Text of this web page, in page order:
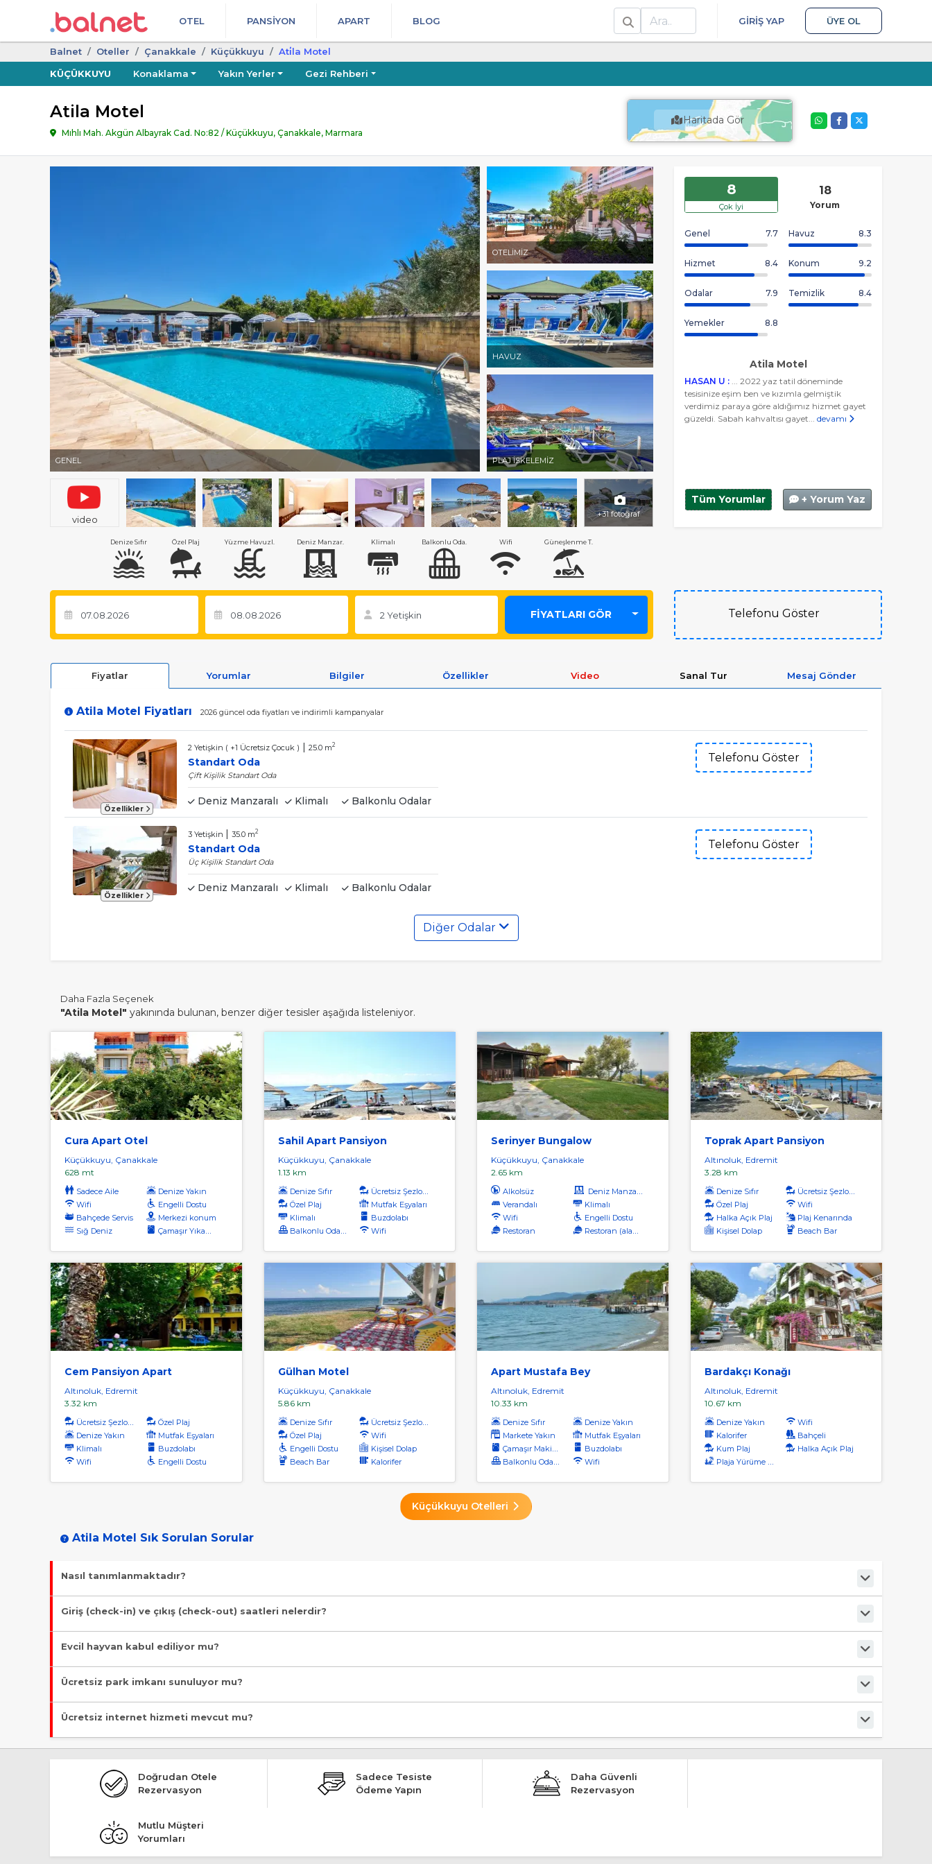
OTEL PANSIYON APART BLOG
Ara
GIRIŞ YAP ÜYE OL
Balnet Oteller Çanakkale Küçükkuyu
Ati̇la Motel
KÜÇÜKKUYU
Konaklama Yakın Yerler Gezi Rehberi
Atila Motel
Mıhlı Mah. Akgün Albayrak Cad. No:82 / Küçükkuyu, Çanakkale, Marmara
Haritada Gör
GENEL
OTELİMİZ
HAVUZ
PLAJ İSKELEMİZ
video +31 fotoğraf
8
Çok İyi
18
Yorum
Genel 7.7 Havuz 8.3
Hizmet 8.4 Konum 9.2
Odalar 7.9 Temizlik 8.4
Yemekler 8.8
Atila Motel
HASAN U : ... 2022 yaz tatil döneminde
tesisinize eşim ben ve kızımla gelmiştik
verdimiz paraya göre aldığımız hizmet gayet
güzeldi. Sabah kahvaltısı gayet... devamı
Tüm Yorumlar + Yorum Yaz
Denize Sıfır Özel Plaj Yüzme Havuzl. Deniz Manzar. Klimalı Balkonlu Oda. Wifi Güneşlenme T.
FİYATLARI GÖR Telefonu Göster
Fiyatlar Yorumlar Bilgiler Özellikler Video Sanal Tur Mesaj Gönder
Atila Motel Fiyatları 2026 güncel oda fiyatları ve indirimli kampanyalar
Özellikler
2 Yetişkin ( +1 Ücretsiz Çocuk ) | 25.0 m2
Standart Oda
Çift Kişilik Standart Oda
Deniz Manzaralı Klimalı Balkonlu Odalar
Telefonu Göster
Özellikler
3 Yetişkin | 35.0 m2
Standart Oda
Üç Kişilik Standart Oda
Deniz Manzaralı Klimalı Balkonlu Odalar
Telefonu Göster
Diğer Odalar
Daha Fazla Seçenek
"Atila Motel" yakınında bulunan, benzer diğer tesisler aşağıda listeleniyor.
Cura Apart Otel
Küçükkuyu, Çanakkale
628 mt
Sadece Aile
Denize Yakın
Wifi
Engelli Dostu
Bahçede Servis
Merkezi konum
Sığ Deniz
Çamaşır Yıkama
Sahil Apart Pansiyon
Küçükkuyu, Çanakkale
1.13 km
Denize Sıfır
Ücretsiz Şezlong
Özel Plaj
Mutfak Eşyaları
Klimalı
Buzdolabı
Balkonlu Odalar
Wifi
Serinyer Bungalow
Küçükkuyu, Çanakkale
2.65 km
Alkolsüz
Deniz Manzaralı
Verandalı
Klimalı
Wifi
Engelli Dostu
Restoran
Restoran (alakart)
Toprak Apart Pansiyon
Altınoluk, Edremit
3.28 km
Denize Sıfır
Ücretsiz Şezlong
Özel Plaj
Wifi
Halka Açık Plaj
Plaj Kenarında
Kişisel Dolap
Beach Bar
Cem Pansiyon Apart
Altınoluk, Edremit
3.32 km
Ücretsiz Şezlong
Özel Plaj
Denize Yakın
Mutfak Eşyaları
Klimalı
Buzdolabı
Wifi
Engelli Dostu
Gülhan Motel
Küçükkuyu, Çanakkale
5.86 km
Denize Sıfır
Ücretsiz Şezlong
Özel Plaj
Wifi
Engelli Dostu
Kişisel Dolap
Beach Bar
Kalorifer
Apart Mustafa Bey
Altınoluk, Edremit
10.33 km
Denize Sıfır
Denize Yakın
Markete Yakın
Mutfak Eşyaları
Çamaşır Makinası
Buzdolabı
Balkonlu Odalar
Wifi
Bardakçı Konağı
Altınoluk, Edremit
10.67 km
Denize Yakın
Wifi
Kalorifer
Bahçeli
Kum Plaj
Halka Açık Plaj
Plaja Yürüme Mesafesi
Küçükkuyu Otelleri
Atila Motel Sık Sorulan Sorular
Nasıl tanımlanmaktadır?
Tesis Otel statüsündedir. Öne çıkan özellikleri "Denize Sıfır, Özel Plaj, Yüzme Havuzlu, Deniz Manzaralı, Klimalı" şeklindedir.
Giriş (check-in) ve çıkış (check-out) saatleri nelerdir?
Giriş en erken 13:00, çıkış en geç 11:00 saatindedir.
Evcil hayvan kabul ediliyor mu?
Malesef, evcil hayvan kabul edilmiyor!
Ücretsiz park imkanı sunuluyor mu?
Evet, ücretsiz park imkanı mevcut.
Ücretsiz internet hizmeti mevcut mu?
Evet, ücretsiz internet hizmeti sunuluyor.
Doğrudan Otele
Rezervasyon
Sadece Tesiste
Ödeme Yapın
Daha Güvenli
Rezervasyon
Mutlu Müşteri
Yorumları